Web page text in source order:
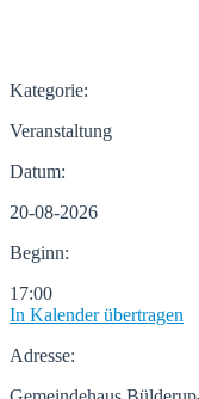
Kategorie:
Veranstaltung
Datum:
20-08-2026
Beginn:
17:00
In Kalender übertragen
Adresse: